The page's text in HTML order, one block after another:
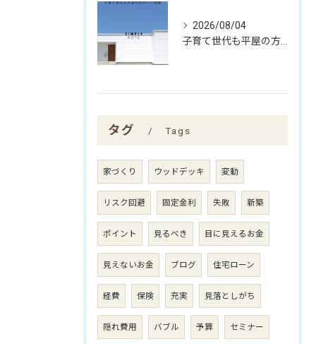
2026/08/04
タグ Tags
家づくり ウッドデッキ 変動
リスク回避 固定金利 失敗 新築
ポイント 見るべき 目に見えるお金
見えないお金 ブログ 住宅ローン
経費 保険 充実 見落としがち
隠れ費用 バブル 予算 セミナー